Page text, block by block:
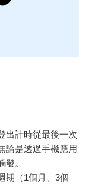
出計時從最後一次
論是透過手機應用
。
期（1個月、3個